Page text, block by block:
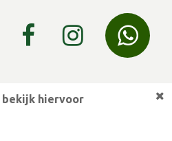
bekijk hiervoor